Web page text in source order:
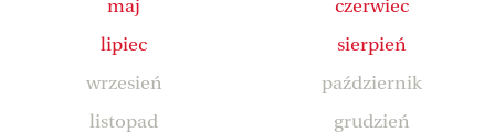
maj
czerwiec
lipiec
sierpień
wrzesień
październik
listopad
grudzień